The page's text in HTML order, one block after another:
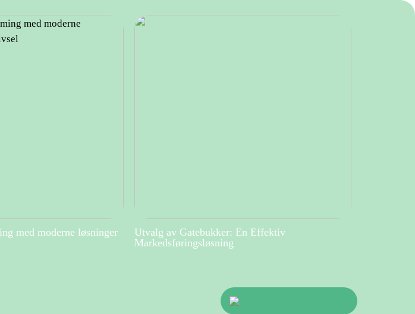
med moderne løsninger
Utvalg av Gatebukker: En Effektiv
Markedsføringsløsning